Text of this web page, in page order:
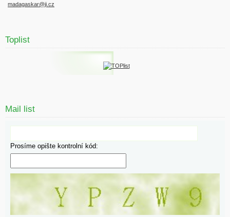
madagaskar@ji.cz
Toplist
Mail list
Prosíme opište kontrolní kód: